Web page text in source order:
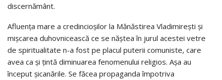
discernământ.
Afluenţa mare a credincioşilor la Mănăstirea Vladimireşti şi
mişcarea duhovnicească ce se năştea în jurul acestei vetre
de spiritualitate n-a fost pe placul puterii comuniste, care
avea ca şi ţintă diminuarea fenomenului religios. Aşa au
început şicanările. Se făcea propaganda împotriva